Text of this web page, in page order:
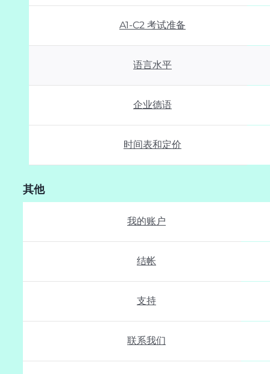
A1-C2 考试准备
语言水平
企业德语
时间表和定价
其他
我的账户
结帐
支持
联系我们